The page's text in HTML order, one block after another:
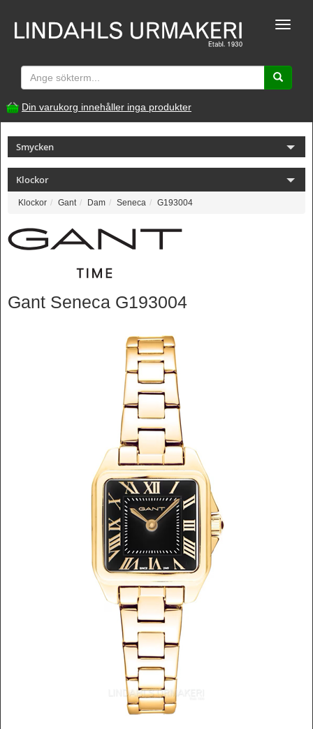
Toggle
Din varukorg innehåller inga produkter
Smycken
Klockor
Klockor Gant Dam Seneca G193004
Gant Seneca G193004